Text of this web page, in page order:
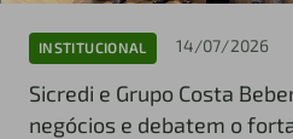
INSTITUCIONAL 14/07/2026
Sicredi e Grupo Costa
negócios e debatem o